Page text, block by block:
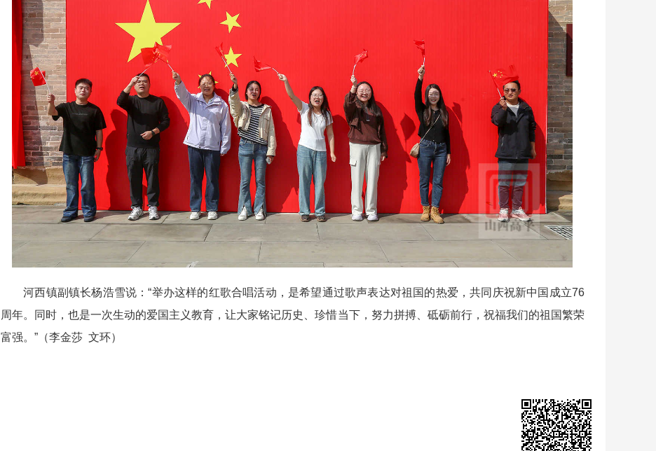
河西镇副镇长杨浩雪说：“举办这样的红歌合唱活动，是希望通过歌声表达对祖国的热爱，共同庆祝新中国成立76
周年。同时，也是一次生动的爱国主义教育，让大家铭记历史、珍惜当下，努力拼搏、砥砺前行，祝福我们的祖国繁荣
富强。”（李金莎 文环）